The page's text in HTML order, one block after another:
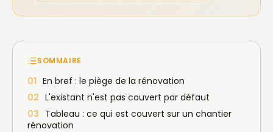
SOMMAIRE
01 En bref : le piège de la rénovation
02 L'existant n'est pas couvert par défaut
03 Tableau : ce qui est couvert sur un chantier
rénovation